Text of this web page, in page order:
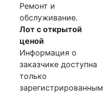
Ремонт и
обслуживание.
Лот с открытой
ценой
Информация о
заказчике доступна
только
зарегистрированным